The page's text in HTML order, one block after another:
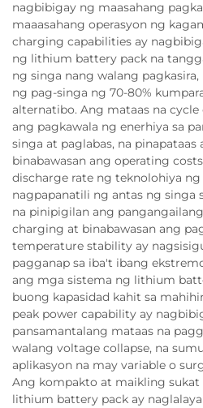
nagbibigay ng maasahang
maaasahang operasyon ng
charging capabilities ay
ng lithium battery pack na
ng singa nang walang
ng pag-singa ng 70-80%
alternatibo. Ang mataas na
ang pagkawala ng enerhiya sa
singa at paglabas, na pinapataas
binabawasan ang operating
discharge rate ng teknolohiya
nagpapanatili ng antas ng singa
na pinipigilan ang
charging at binabawasan ang
temperature stability ay
pagganap sa iba't ibang
ang mga sistema ng lithium
buong kapasidad kahit sa
peak power capability ay
pansamantalang mataas na
walang voltage collapse, na
aplikasyon na may variable o
Ang kompakto at maikling
lithium battery pack ay